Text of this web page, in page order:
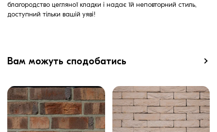
благородство цегляної кладки і надає їй неповторний стиль,
доступний тільки вашій уяві!
Вам можуть сподобатись